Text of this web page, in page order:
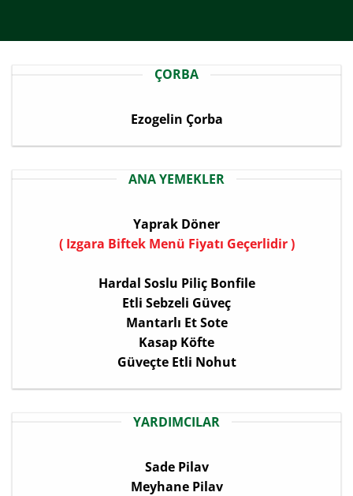
ÇORBA
Ezogelin Çorba
ANA YEMEKLER
Yaprak Döner
( Izgara Biftek Menü Fiyatı Geçerlidir )
Hardal Soslu Piliç Bonfile
Etli Sebzeli Güveç
Mantarlı Et Sote
Kasap Köfte
Güveçte Etli Nohut
YARDIMCILAR
Sade Pilav
Meyhane Pilav